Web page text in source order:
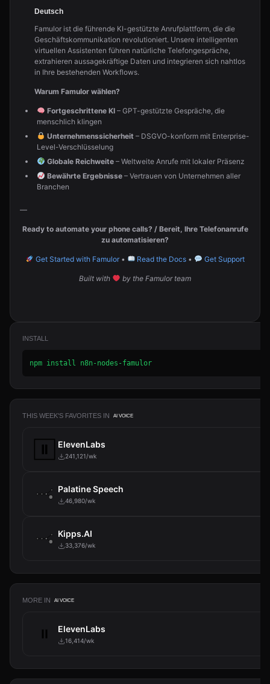
Deutsch
Famulor ist die führende KI-gestützte Anrufplattform, die die
Geschäftskommunikation revolutioniert. Unsere intelligenten
virtuellen Assistenten führen natürliche Telefongespräche,
extrahieren aussagekräftige Daten und integrieren sich nahtlos
in Ihre bestehenden Workflows.
Warum Famulor wählen?
Fortgeschrittene KI– GPT-gestützte Gespräche, die
menschlich klingen
Unternehmenssicherheit– DSGVO-konform mit Enterprise-
Level-Verschlüsselung
Globale Reichweite– Weltweite Anrufe mit lokaler Präsenz
Bewährte Ergebnisse– Vertrauen von Unternehmen aller
Branchen
—
Ready to automate your phone calls? / Bereit, Ihre Telefonanrufe
zu automatisieren?
Get Started with Famulor• Read the Docs • Get Support
Built with by the Famulor team
INSTALL
npm install n8n-nodes-famulor
THIS WEEK'S FAVORITES IN AI VOICE
ElevenLabs
241,121/wk
Palatine Speech
46,980/wk
Kipps.AI
33,376/wk
MORE IN AI VOICE
ElevenLabs
16,414/wk